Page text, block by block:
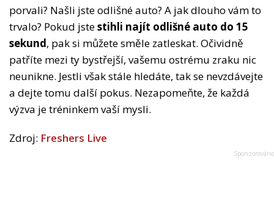
porvali? Našli jste odlišné auto? A jak dlouho vám to
trvalo? Pokud jstestihli najít odlišné auto do 15
sekund, pak si můžete směle zatleskat. Očividně
patříte mezi ty bystřejší, vašemu ostrému zraku nic
neunikne. Jestli však stále hledáte, tak se nevzdávejte
a dejte tomu další pokus. Nezapomeňte, že každá
výzva je tréninkem vaší mysli.
Zdroj: Freshers Live